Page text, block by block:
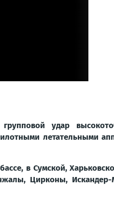
удар
летательными
в Сумской,
Цирконы,